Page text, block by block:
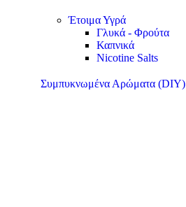
Έτοιμα Υγρά
Γλυκά - Φρούτα
Καπνικά
Nicotine Salts
Συμπυκνωμένα Αρώματα (DIY)